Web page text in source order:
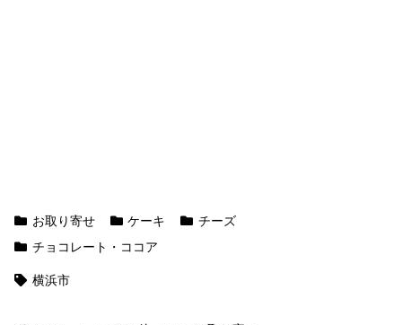
お取り寄せ ケーキ
チーズ
チョコレート・ココア
横浜市